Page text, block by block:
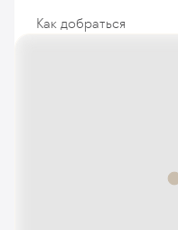
Как добраться